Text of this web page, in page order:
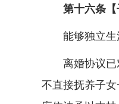
第十六条【
能够独立生活
离婚协议已对
不直接抚养子